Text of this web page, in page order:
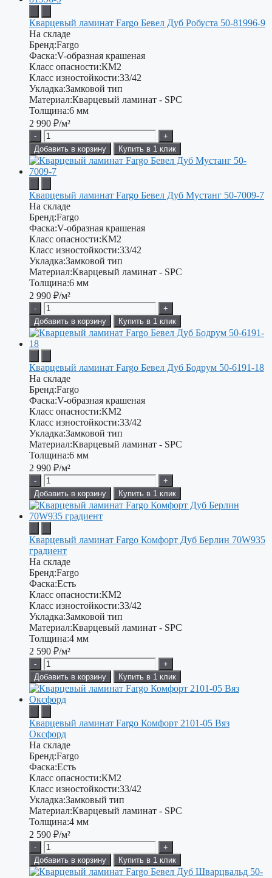
Кварцевый ламинат Fargo Бевел Дуб Робуста 50-81996-9
На складе
Бренд:Fargo
Фаска:V-образная крашеная
Класс опасности:КМ2
Класс изностойкости:33/42
Укладка:Замковой тип
Материал:Кварцевый ламинат - SPC
Толщина:6 мм
2 990 ₽/м²
-
+
Добавить в корзину
Купить в 1 клик
Кварцевый ламинат Fargo Бевел Дуб Мустанг 50-7009-7
На складе
Бренд:Fargo
Фаска:V-образная крашеная
Класс опасности:КМ2
Класс изностойкости:33/42
Укладка:Замковой тип
Материал:Кварцевый ламинат - SPC
Толщина:6 мм
2 990 ₽/м²
-
+
Добавить в корзину
Купить в 1 клик
Кварцевый ламинат Fargo Бевел Дуб Бодрум 50-6191-18
На складе
Бренд:Fargo
Фаска:V-образная крашеная
Класс опасности:КМ2
Класс изностойкости:33/42
Укладка:Замковой тип
Материал:Кварцевый ламинат - SPC
Толщина:6 мм
2 990 ₽/м²
-
+
Добавить в корзину
Купить в 1 клик
Кварцевый ламинат Fargo Комфорт Дуб Берлин 70W935
градиент
На складе
Бренд:Fargo
Фаска:Есть
Класс опасности:КМ2
Класс изностойкости:33/42
Укладка:Замковой тип
Материал:Кварцевый ламинат - SPC
Толщина:4 мм
2 590 ₽/м²
-
+
Добавить в корзину
Купить в 1 клик
Кварцевый ламинат Fargo Комфорт 2101-05 Вяз
Оксфорд
На складе
Бренд:Fargo
Фаска:Есть
Класс опасности:КМ2
Класс изностойкости:33/42
Укладка:Замковый тип
Материал:Кварцевый ламинат - SPC
Толщина:4 мм
2 590 ₽/м²
-
+
Добавить в корзину
Купить в 1 клик